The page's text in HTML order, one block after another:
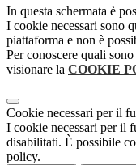
In questa schermata è
I cookie necessari sono
piattaforma e non è
Per conoscere quali
visionare la COOKIE
Cookie necessari per il
I cookie necessari per il
disabilitati. È possibile
policy.